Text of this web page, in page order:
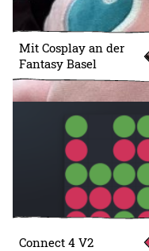
Mit Cosplay an der
Fantasy Basel
Connect 4 V2